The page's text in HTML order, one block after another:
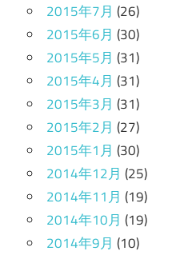
2015年7月 (26)
2015年6月 (30)
2015年5月 (31)
2015年4月 (31)
2015年3月 (31)
2015年2月 (27)
2015年1月 (30)
2014年12月 (25)
2014年11月 (19)
2014年10月 (19)
2014年9月 (10)